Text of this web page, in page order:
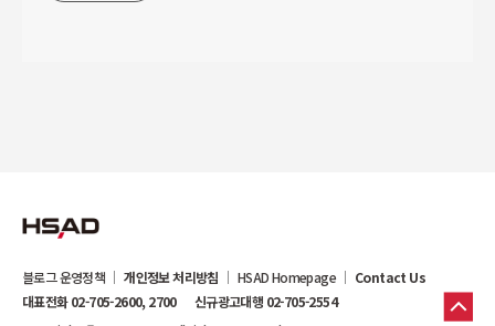
블로그 운영정책 개인정보 처리방침 HSAD Homepage
Contact Us
대표전화 02-705-2600, 2700
신규광고대행 02-705-2554